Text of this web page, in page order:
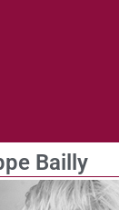
Bailly